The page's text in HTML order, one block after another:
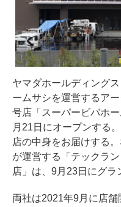
ヤマダホールディング
ームサシを運営するア
号店「スーパービバホ
月21日にオープンする
店の中身をお届けする
が運営する「テックラ
店」は、9月23日にグラ
両社は2021年9月に店